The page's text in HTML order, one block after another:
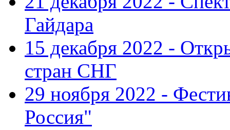
Гайдара
15 декабря 2022 -
стран СНГ
29 ноября 2022 -
Россия"